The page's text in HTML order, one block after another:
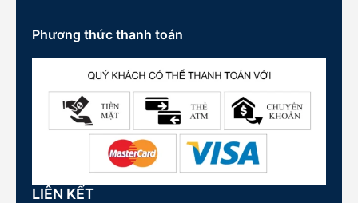
Phương thức thanh toán
LIÊN KẾT